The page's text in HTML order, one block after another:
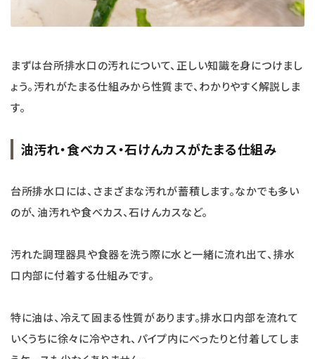
コラム・特集
ご利用ガイド等
まずは台所排水口の汚れについて、正しい知識を身につけまし
ょう。汚れがたまる仕組みから性質まで、わかりやすく解説しま
す。
油汚れ・食べカス・石けんカスがたまる仕組み
台所排水口には、さまざまな汚れが蓄積します。なかでも多い
のが、油汚れや食べカス、石けんカスなど。
汚れた調理器具や食器を洗う際に水と一緒に流れ出て、排水
口内部に付着する仕組みです。
特に油は、冷えて固まる性質があります。排水口内部を流れて
いくうちに徐々に冷やされ、パイプ内にべったりと付着してしま